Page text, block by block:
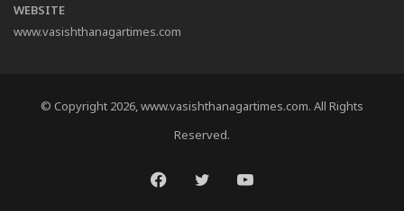
WEBSITE
www.vasishthanagartimes.com
© Copyright 2026, www.vasishthanagartimes.com. All Rights
Reserved.
Facebook
TwitterYouTube